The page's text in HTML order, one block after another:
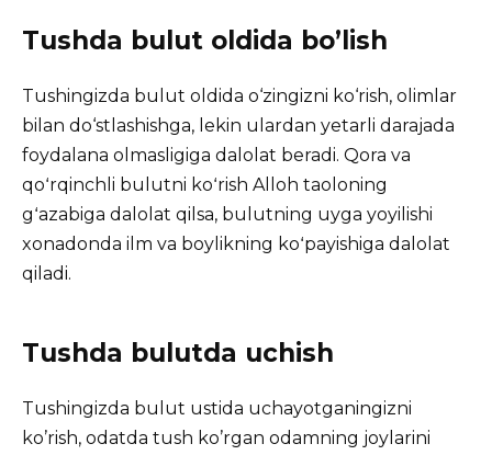
Tushda bulut oldida bo’lish
Tushingizda bulut oldida o‘zingizni ko‘rish, olimlar
bilan do‘stlashishga, lekin ulardan yetarli darajada
foydalana olmasligiga dalolat beradi. Qora va
qoʻrqinchli bulutni koʻrish Alloh taoloning
gʻazabiga dalolat qilsa, bulutning uyga yoyilishi
xonadonda ilm va boylikning koʻpayishiga dalolat
qiladi.
Tushda bulutda uchish
Tushingizda bulut ustida uchayotganingizni
ko’rish, odatda tush ko’rgan odamning joylarini